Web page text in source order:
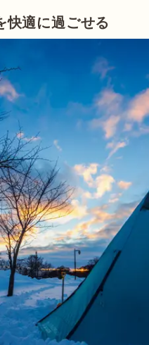
快適に過ごせる